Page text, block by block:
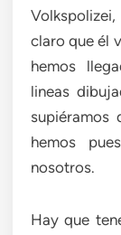
claro que él
hemos
lineas
hemos
nosotros.
Hay que